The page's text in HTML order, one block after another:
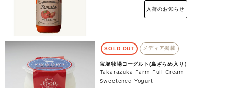
入荷のお知らせ
SOLD OUT メディア掲載
宝塚牧場ヨーグルト(島ざらめ入り）
Takarazuka Farm Full Cream
Sweetened Yogurt